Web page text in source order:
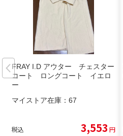
FRAY I.D アウター チェスター
コート ロングコート イエロ
ー
マイストア在庫： 67
税込 3,553 円